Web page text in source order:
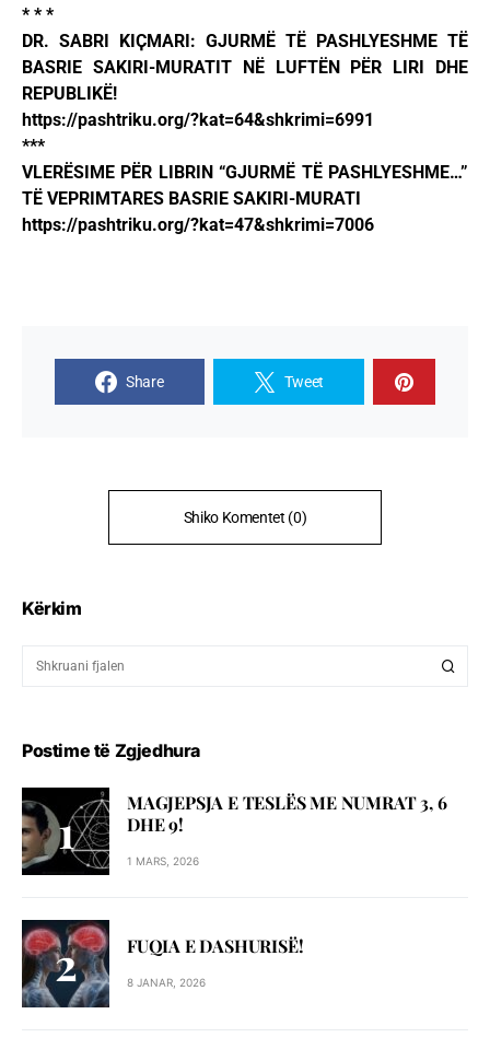
* * *
DR. SABRI KIҪMARI: GJURMË TË PASHLYESHME TË
BASRIE SAKIRI-MURATIT NË LUFTËN PËR LIRI DHE
REPUBLIKË!
https://pashtriku.org/?kat=64&shkrimi=6991
***
VLERËSIME PËR LIBRIN “GJURMË TË PASHLYESHME…”
TË VEPRIMTARES BASRIE SAKIRI-MURATI
https://pashtriku.org/?kat=47&shkrimi=7006
Share Tweet
Shiko Komentet (0)
Kërkim
Postime të Zgjedhura
MAGJEPSJA E TESLËS ME NUMRAT 3, 6
DHE 9!
1 MARS, 2026
FUQIA E DASHURISË!
8 JANAR, 2026